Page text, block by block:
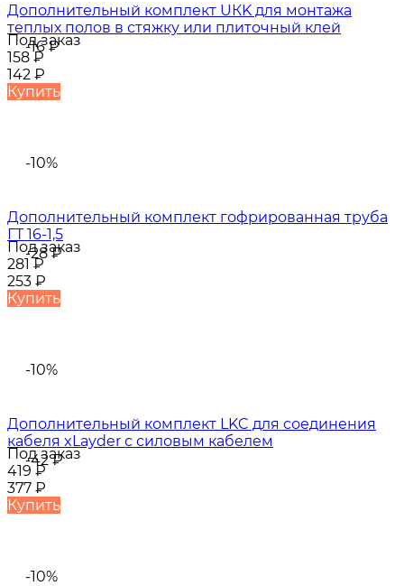
-16₽
Дополнительный комплект UКK для монтажа
теплых полов в стяжку или плиточный клей
Под заказ
158₽
142 ₽
Купить
-10%
-28₽
Дополнительный комплект гофрированная труба
ГТ 16-1,5
Под заказ
281₽
253 ₽
Купить
-10%
-42₽
Дополнительный комплект LKC для соединения
кабеля xLayder с силовым кабелем
Под заказ
419 ₽
377 ₽
Купить
-10%